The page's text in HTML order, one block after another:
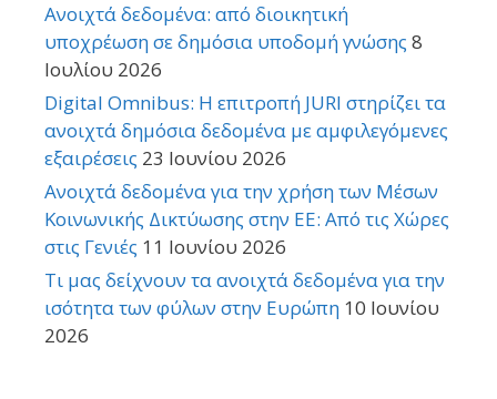
Ανοιχτά δεδομένα: από διοικητική
υποχρέωση σε δημόσια υποδομή γνώσης 8
Ιουλίου 2026
Digital Omnibus: Η επιτροπή JURI στηρίζει τα
ανοιχτά δημόσια δεδομένα με αμφιλεγόμενες
εξαιρέσεις 23 Ιουνίου 2026
Ανοιχτά δεδομένα για την χρήση των Μέσων
Κοινωνικής Δικτύωσης στην ΕΕ: Από τις Χώρες
στις Γενιές 11 Ιουνίου 2026
Τι μας δείχνουν τα ανοιχτά δεδομένα για την
ισότητα των φύλων στην Ευρώπη 10 Ιουνίου
2026